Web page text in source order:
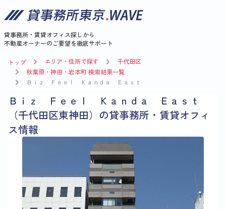
貸事務所・賃貸オフィス探しから
不動産オーナーのご要望を徹底サポート
トップ エリア・住所で探す
千代田区
秋葉原・神田・岩本町 検索結果一覧
Ｂｉｚ Ｆｅｅｌ Ｋａｎｄａ Ｅａｓｔ
Ｂｉｚ Ｆｅｅｌ Ｋａｎｄａ Ｅａｓｔ
（千代田区東神田）の貸事務所・賃貸オフィ
ス情報